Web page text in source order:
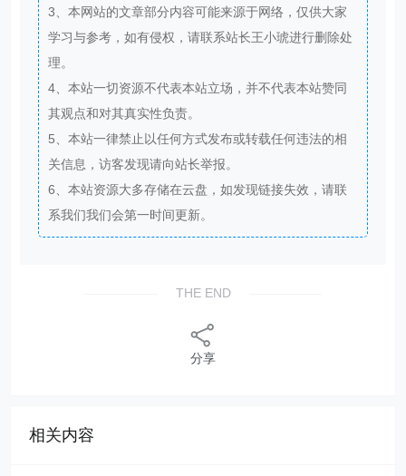
3、本网站的文章部分内容可能来源于网络，仅供大家
学习与参考，如有侵权，请联系站长王小琥进行删除处
理。
4、本站一切资源不代表本站立场，并不代表本站赞同
其观点和对其真实性负责。
5、本站一律禁止以任何方式发布或转载任何违法的相
关信息，访客发现请向站长举报。
6、本站资源大多存储在云盘，如发现链接失效，请联
系我们我们会第一时间更新。
THE END
分享
相关内容